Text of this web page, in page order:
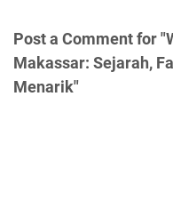
Post a Comment for
Makassar: Sejarah,
Menarik"